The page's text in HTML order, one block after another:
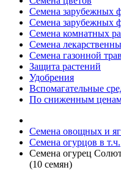
Семена зарубежных
Семена зарубежных
Семена комнатных
Семена
Семена газонной
Защита растений
Удобрения
Вспомагательные
По сниженным
Семена овощных и
Семена огурцов в т.ч.
Семена огурец
(10 семян)